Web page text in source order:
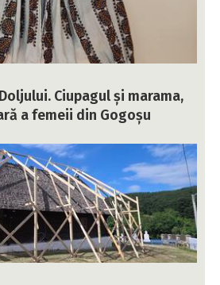
Ciupagul și marama,
a femeii din Gogoșu